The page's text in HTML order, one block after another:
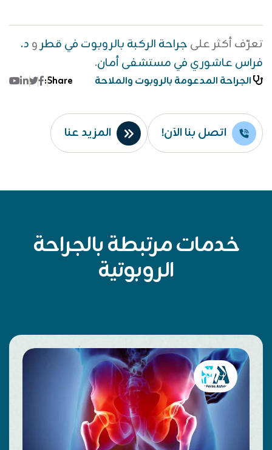
تعرّف أكثر على جراحة الركبة بالروبوت في قطرو د.
فراس عاشوري في مستشفى أمان.
الجراحة المدعومة بالروبوت والملاحة Share:
اتصل بنا الآن! المزيد عنا
خدمات مرتبطة بالجراحة
الروبوتية